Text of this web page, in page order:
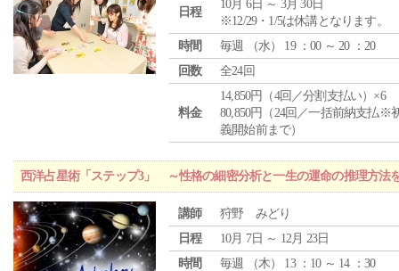
日程
10月 6日 ～ 3月 30日
※12/29・1/5は休講となります。
時間
毎週 （水） 19 ：00 ～ 20 ：20
回数
全24回
料金
14,850円（4回／分割支払い）×6
80,850円（24回／一括前納支払※
義開始前まで）
西洋占星術「ステップ3」 ～性格の細密分析と一生の運命の推理方法
講師
狩野 みどり
日程
10月 7日 ～ 12月 23日
時間
毎週 （木） 13 ：10 ～ 14 ：30